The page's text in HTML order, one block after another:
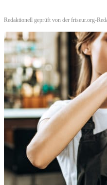
Redaktionell geprüft von der friseur.org-